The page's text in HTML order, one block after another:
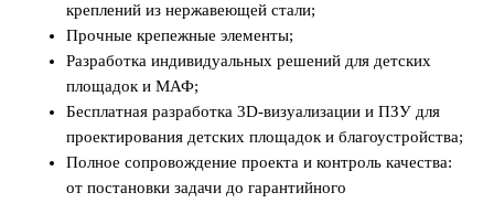
креплений из нержавеющей стали;
Прочные крепежные элементы;
Разработка индивидуальных решений для детских
площадок и МАФ;
Бесплатная разработка 3D-визуализации и ПЗУ для
проектирования детских площадок и благоустройства;
Полное сопровождение проекта и контроль качества:
от постановки задачи до гарантийного